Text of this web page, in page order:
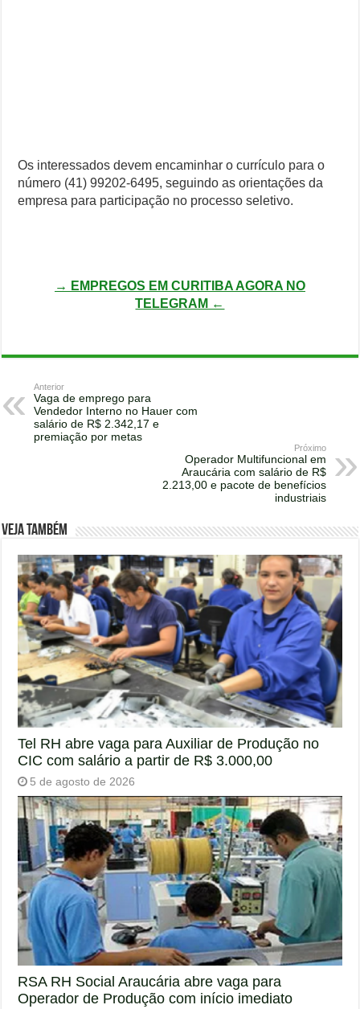
Os interessados devem encaminhar o currículo para o
número (41) 99202-6495, seguindo as orientações da
empresa para participação no processo seletivo.
→ EMPREGOS EM CURITIBA AGORA NO
TELEGRAM ←
Anterior
Vaga de emprego para
Vendedor Interno no Hauer com
salário de R$ 2.342,17 e
premiação por metas
Próximo
Operador Multifuncional em
Araucária com salário de R$
2.213,00 e pacote de benefícios
industriais
Veja também
Tel RH abre vaga para Auxiliar de Produção no
CIC com salário a partir de R$ 3.000,00
5 de agosto de 2026
RSA RH Social Araucária abre vaga para
Operador de Produção com início imediato